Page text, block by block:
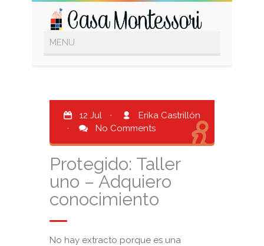
12 Jul ·
Erika Castrillón
·
No Comments
Protegido: Taller
uno – Adquiero
conocimiento
No hay extracto porque es una